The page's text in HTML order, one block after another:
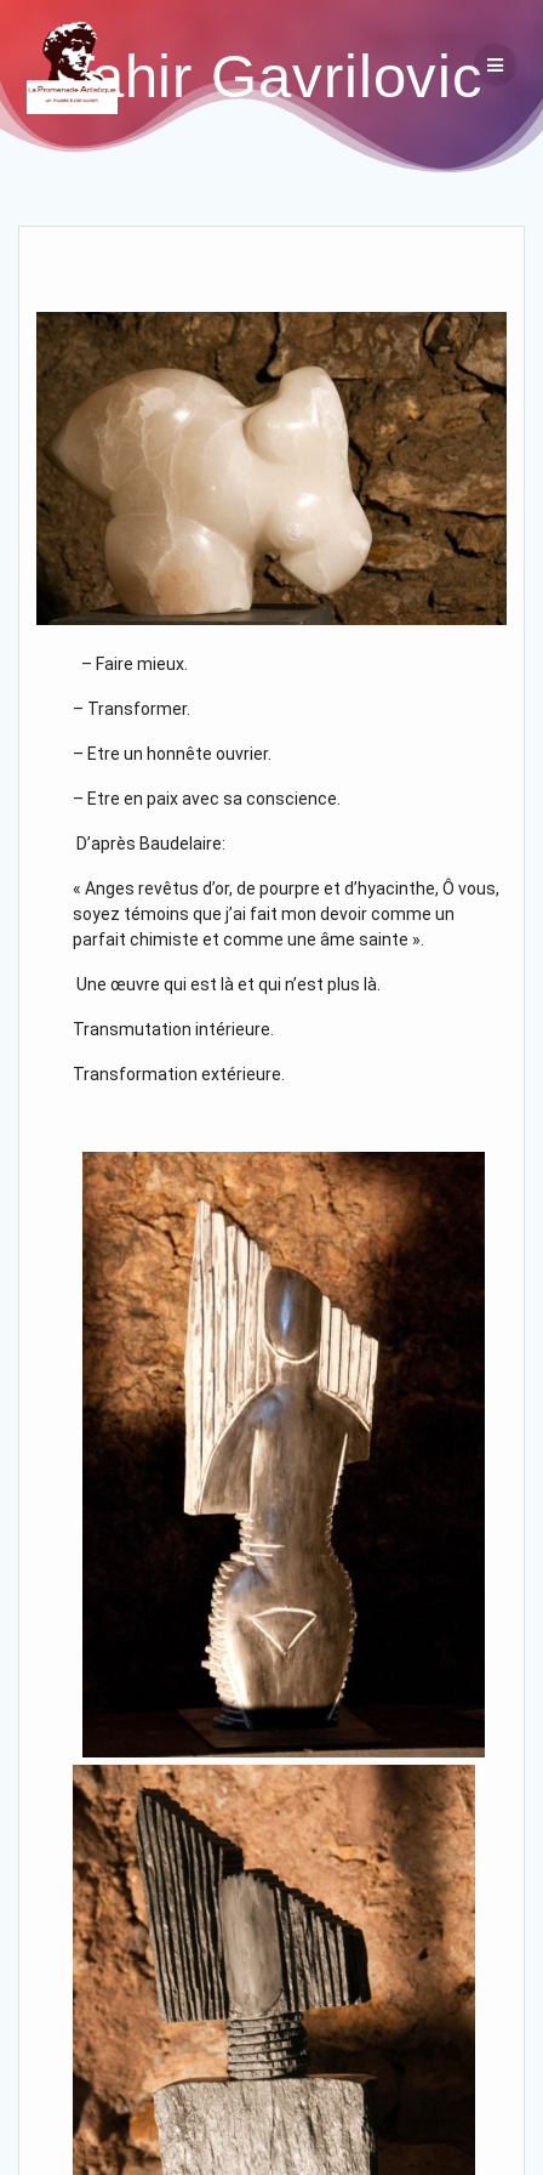
Tahir Gavrilovic
– Faire mieux.
– Transformer.
– Etre un honnête ouvrier.
– Etre en paix avec sa conscience.
D’après Baudelaire:
« Anges revêtus d’or, de pourpre et d’hyacinthe, Ô vous,
soyez témoins que j’ai fait mon devoir comme un
parfait chimiste et comme une âme sainte ».
Une œuvre qui est là et qui n’est plus là.
Transmutation intérieure.
Transformation extérieure.